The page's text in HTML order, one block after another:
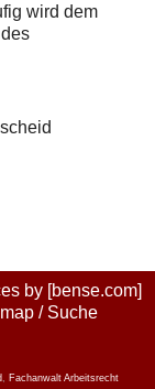
wird dem
by [bense.com]
/ Suche
Fachanwalt Arbeitsrecht